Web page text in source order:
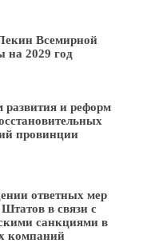
Всемирной
на 2029 год
развития и реформ
провинции
ответных мер
в связи с
санкциями в
компаний